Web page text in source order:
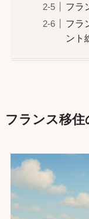
フラ
フラ
ント
フランス移